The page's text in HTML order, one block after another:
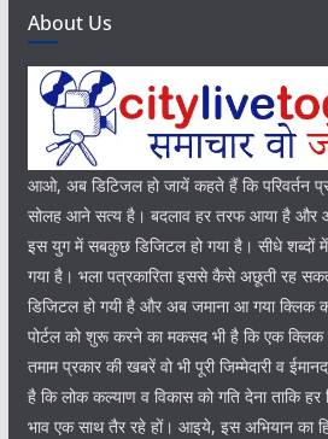
About Us
आओ, अब डिटिजल हो जायें कहते हैं कि परिवर्तन
सोलह आने सत्य है। बदलाव हर तरफ आया है और
इस युग में सबकुछ डिजिटल हो गया है। सीधे शब्दों
गया है। भला पत्रकारिता इससे कैसे अछूती रह
डिजिटल हो गयी है और अब जमाना आ गया क्लिक
पोर्टल को शुरू करने का मकसद भी है कि एक क्लिक
तमाम प्रकार की खबरें वो भी पूरी जिम्मेदारी व
है कि लोक कल्याण व विकास को गति देना ताकि
भाव एक साथ तैर रहे हों। आइये, इस अभियान का